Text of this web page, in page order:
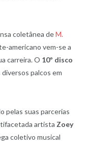
coletânea deM.
americano vem-se a
carreira. O 10º disco
diversos palcos em
pelas suas parcerias
artista Zoey
coletivo musical